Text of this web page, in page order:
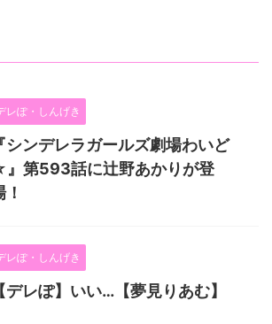
レぽ・しんげき
『シンデレラガールズ劇場わいど
第593話に辻野あかりが登
レぽ・しんげき
【デレぽ】いい…【夢見りあむ】